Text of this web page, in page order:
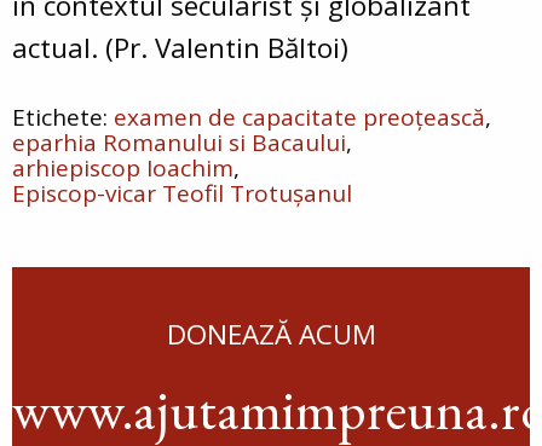
actual. (Pr. Valentin Băltoi)
examen de capacitate preoțească
eparhia Romanului si Bacaului
arhiepiscop Ioachim
Episcop-vicar Teofil Trotușanul
DONEAZĂ ACUM